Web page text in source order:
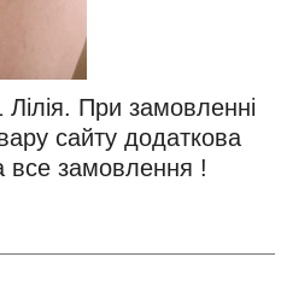
При замовленні
сайту додаткова
все замовлення !